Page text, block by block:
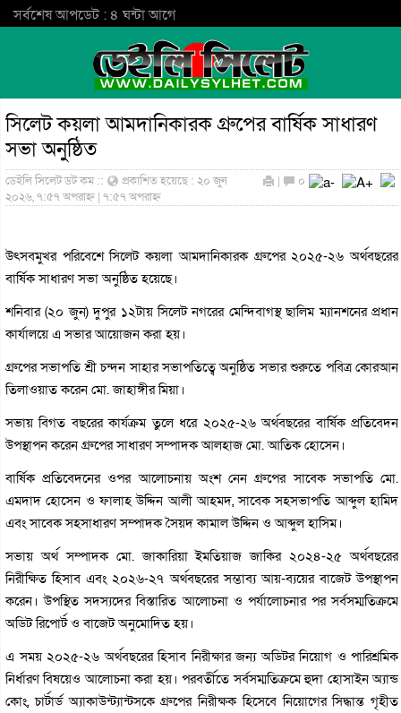
সর্বশেষ আপডেট : ৪ ঘন্টা আগে
সিলেট কয়লা আমদানিকারক গ্রুপের বার্ষিক সাধারণ
সভা অনুষ্ঠিত
ডেইলি সিলেট ডট কম ::
প্রকাশিত হয়েছে : ২০ জুন
২০২৬, ৭:৫৭ অপরাহ্ন | ৭:৫৭ অপরাহ্ন
| ০
উৎসবমুখর পরিবেশে সিলেট কয়লা আমদানিকারক গ্রুপের ২০২৫-২৬ অর্থবছরের
বার্ষিক সাধারণ সভা অনুষ্ঠিত হয়েছে।
শনিবার (২০ জুন) দুপুর ১২টায় সিলেট নগরের মেন্দিবাগস্থ ছালিম ম্যানশনের প্রধান
কার্যালয়ে এ সভার আয়োজন করা হয়।
গ্রুপের সভাপতি শ্রী চন্দন সাহার সভাপতিত্বে অনুষ্ঠিত সভার শুরুতে পবিত্র কোরআন
তিলাওয়াত করেন মো. জাহাঙ্গীর মিয়া।
সভায় বিগত বছরের কার্যক্রম তুলে ধরে ২০২৫-২৬ অর্থবছরের বার্ষিক প্রতিবেদন
উপস্থাপন করেন গ্রুপের সাধারণ সম্পাদক আলহাজ মো. আতিক হোসেন।
বার্ষিক প্রতিবেদনের ওপর আলোচনায় অংশ নেন গ্রুপের সাবেক সভাপতি মো.
এমদাদ হোসেন ও ফালাহ উদ্দিন আলী আহমদ, সাবেক সহসভাপতি আব্দুল হামিদ
এবং সাবেক সহসাধারণ সম্পাদক সৈয়দ কামাল উদ্দিন ও আব্দুল হাসিম।
সভায় অর্থ সম্পাদক মো. জাকারিয়া ইমতিয়াজ জাকির ২০২৪-২৫ অর্থবছরের
নিরীক্ষিত হিসাব এবং ২০২৬-২৭ অর্থবছরের সম্ভাব্য আয়-ব্যয়ের বাজেট উপস্থাপন
করেন। উপস্থিত সদস্যদের বিস্তারিত আলোচনা ও পর্যালোচনার পর সর্বসম্মতিক্রমে
অডিট রিপোর্ট ও বাজেট অনুমোদিত হয়।
এ সময় ২০২৫-২৬ অর্থবছরের হিসাব নিরীক্ষার জন্য অডিটর নিয়োগ ও পারিশ্রমিক
নির্ধারণ বিষয়েও আলোচনা করা হয়। পরবর্তীতে সর্বসম্মতিক্রমে হুদা হোসাইন অ্যান্ড
কোং, চার্টার্ড অ্যাকাউন্ট্যান্টসকে গ্রুপের নিরীক্ষক হিসেবে নিয়োগের সিদ্ধান্ত গৃহীত